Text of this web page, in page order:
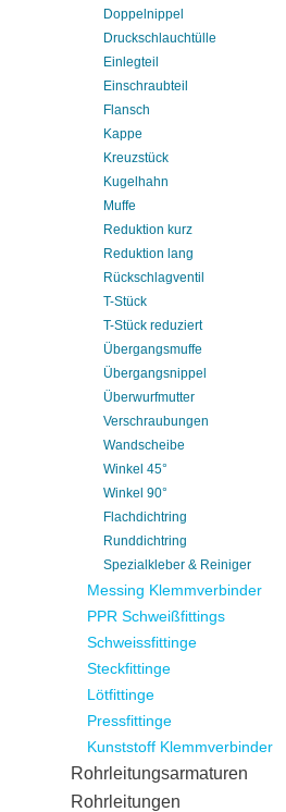
Doppelnippel
Druckschlauchtülle
Einlegteil
Einschraubteil
Flansch
Kappe
Kreuzstück
Kugelhahn
Muffe
Reduktion kurz
Reduktion lang
Rückschlagventil
T-Stück
T-Stück reduziert
Übergangsmuffe
Übergangsnippel
Überwurfmutter
Verschraubungen
Wandscheibe
Winkel 45°
Winkel 90°
Flachdichtring
Runddichtring
Spezialkleber & Reiniger
Messing Klemmverbinder
PPR Schweißfittings
Schweissfittinge
Steckfittinge
Lötfittinge
Pressfittinge
Kunststoff Klemmverbinder
Rohrleitungsarmaturen
Rohrleitungen